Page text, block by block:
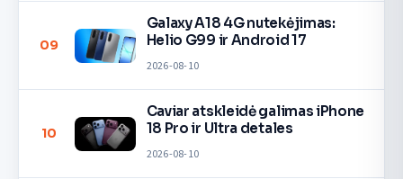
09
Galaxy A18 4G nutekėjimas:
Helio G99 ir Android 17
2026-08-10
10
Caviar atskleidė galimas iPhone
18 Pro ir Ultra detales
2026-08-10